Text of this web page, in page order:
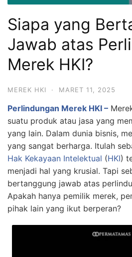
Siapa yang
Jawab atas
Merek HKI?
MEREK HKI · MARET 11, 2025
Perlindungan Merek HKI –
suatu produk atau jasa yang
yang lain. Dalam dunia bisnis,
yang sangat berharga. Itulah
Hak Kekayaan Intelektual (HKI)
menjadi hal yang krusial. Tapi
bertanggung jawab atas
Apakah hanya pemilik merek,
pihak lain yang ikut berperan?